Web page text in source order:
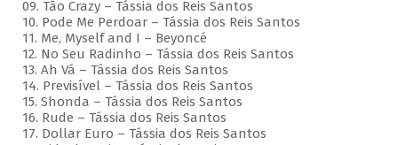
09. Tão Crazy – Tássia dos Reis Santos
10. Pode Me Perdoar – Tássia dos Reis Santos
11. Me, Myself and I – Beyoncé
12. No Seu Radinho – Tássia dos Reis Santos
13. Ah Vá – Tássia dos Reis Santos
14. Previsível – Tássia dos Reis Santos
15. Shonda – Tássia dos Reis Santos
16. Rude – Tássia dos Reis Santos
17. Dollar Euro – Tássia dos Reis Santos